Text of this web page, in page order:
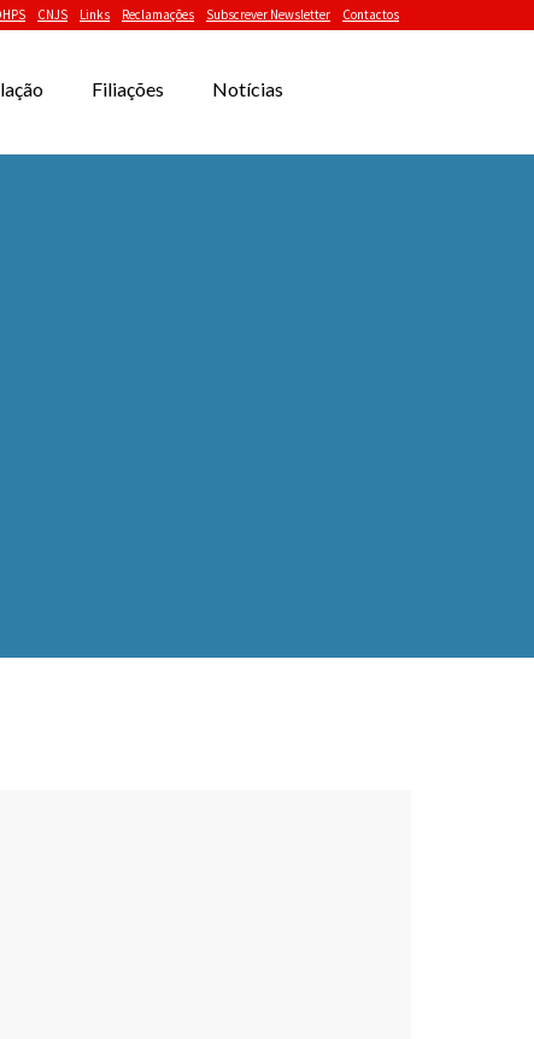
CNJS Links Reclamações Subscrever Newsletter Contactos
Filiações Notícias